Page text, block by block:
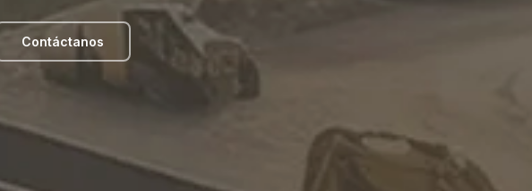
Contáctanos